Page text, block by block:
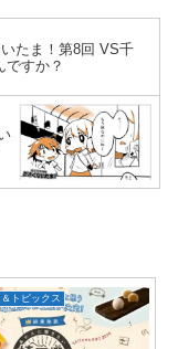
たま！第8回 VS千
ですか？
トピックス